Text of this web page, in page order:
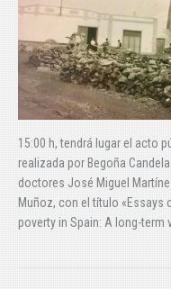
15:00 h, tendrá lugar el acto
realizada por Begoña
doctores José Miguel
Muñoz, con el título «Essays
poverty in Spain: A long-term